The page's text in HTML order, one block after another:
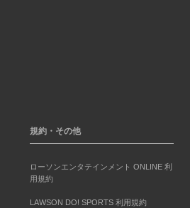
規約・その他
ローソンエンタテインメント ONLINE 利
用規約
LAWSON DO! SPORTS 利用規約